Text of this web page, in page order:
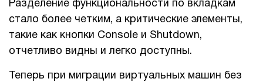
Разделение функциональности по вкладкам
стало более четким, а критические элементы,
такие как кнопки Console и Shutdown,
отчетливо видны и легко доступны.
Теперь при миграции виртуальных машин без